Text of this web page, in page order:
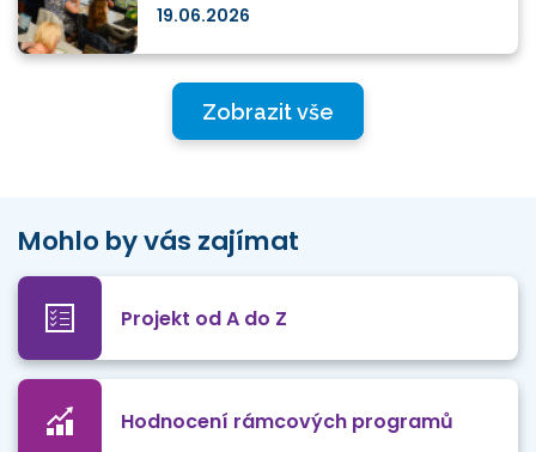
19.06.2026
Zobrazit vše
Mohlo by vás zajímat
Projekt od A do Z
Hodnocení rámcových programů